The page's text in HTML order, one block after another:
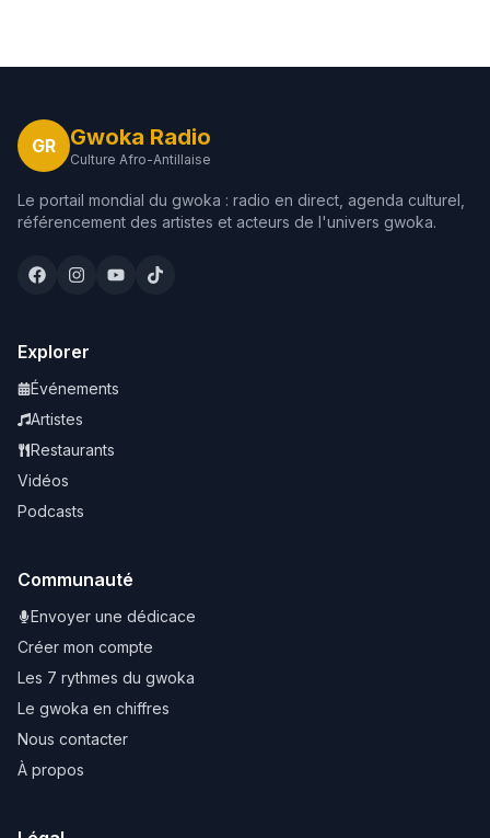
GR Gwoka Radio
Culture Afro-Antillaise
Le portail mondial du gwoka : radio en direct, agenda culturel,
référencement des artistes et acteurs de l'univers gwoka.
Explorer
Événements
Artistes
Restaurants
Vidéos
Podcasts
Communauté
Envoyer une dédicace
Créer mon compte
Les 7 rythmes du gwoka
Le gwoka en chiffres
Nous contacter
À propos